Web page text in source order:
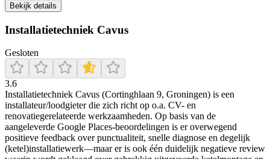
Bekijk details
Installatietechniek Cavus
Gesloten
3.6
Installatietechniek Cavus (Cortinghlaan 9, Groningen) is een
installateur/loodgieter die zich richt op o.a. CV- en
renovatiegerelateerde werkzaamheden. Op basis van de
aangeleverde Google Places-beoordelingen is er overwegend
positieve feedback over punctualiteit, snelle diagnose en degelijk
(ketel)installatiewerk—maar er is ook één duidelijk negatieve review